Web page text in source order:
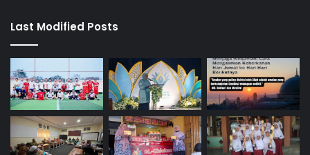
Last Modified Posts